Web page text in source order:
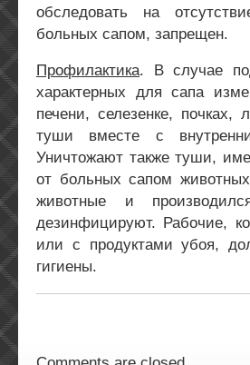
обследовать на
больных сапом, запрещен.
Профилактика. В случае
характерных для сапа
печени, селезенке,
туши вместе с
Уничтожают также туши,
от больных сапом
животные и
дезинфицируют. Рабочие,
или с продуктами убоя,
гигиены.